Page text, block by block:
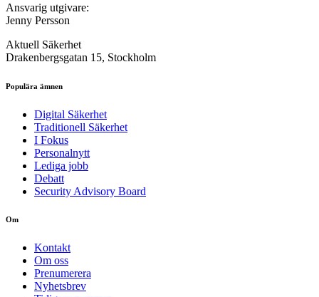
Ansvarig utgivare:
Jenny Persson
Aktuell Säkerhet
Drakenbergsgatan 15, Stockholm
Populära ämnen
Digital Säkerhet
Traditionell Säkerhet
I Fokus
Personalnytt
Lediga jobb
Debatt
Security Advisory Board
Om
Kontakt
Om oss
Prenumerera
Nyhetsbrev